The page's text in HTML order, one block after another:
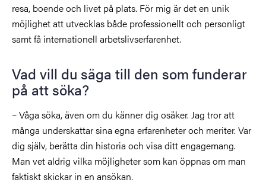
resa, boende och livet på plats. För mig är det en unik
möjlighet att utvecklas både professionellt och personligt
samt få internationell arbetslivserfarenhet.
Vad vill du säga till den som funderar
på att söka?
– Våga söka, även om du känner dig osäker. Jag tror att
många underskattar sina egna erfarenheter och meriter. Var
dig själv, berätta din historia och visa ditt engagemang.
Man vet aldrig vilka möjligheter som kan öppnas om man
faktiskt skickar in en ansökan.